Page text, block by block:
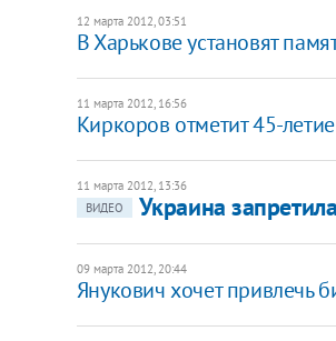
12 марта 2012, 03:51
В Харькове установят
11 марта 2012, 16:56
​Киркоров отметит 45-
11 марта 2012, 13:36
ВИДЕО
Украина
09 марта 2012, 20:44
Янукович хочет привлечь